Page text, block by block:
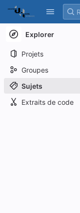
Skip to content
GitLab
Explorer
Projets
Groupes
Sujets
Extraits de code